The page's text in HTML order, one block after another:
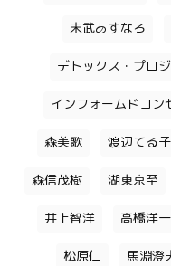
末武あすなろ
デトックス・プロ
インフォームドコン
森美歌 渡辺てる子
森信茂樹 湖東京至
井上智洋 高橋洋一
松原仁 馬淵澄